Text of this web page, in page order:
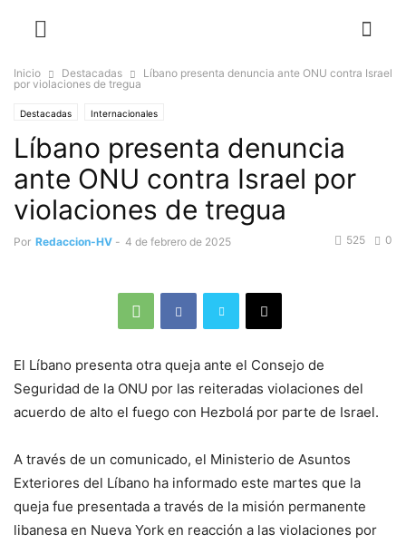
Inicio Destacadas
Líbano presenta denuncia ante ONU contra Israel
por violaciones de tregua
Destacadas Internacionales
Líbano presenta denuncia
ante ONU contra Israel por
violaciones de tregua
Por Redaccion-HV - 4 de febrero de 2025 0
525
El Líbano presenta otra queja ante el Consejo de
Seguridad de la ONU por las reiteradas violaciones del
acuerdo de alto el fuego con Hezbolá por parte de Israel.
A través de un comunicado, el Ministerio de Asuntos
Exteriores del Líbano ha informado este martes que la
queja fue presentada a través de la misión permanente
libanesa en Nueva York en reacción a las violaciones por